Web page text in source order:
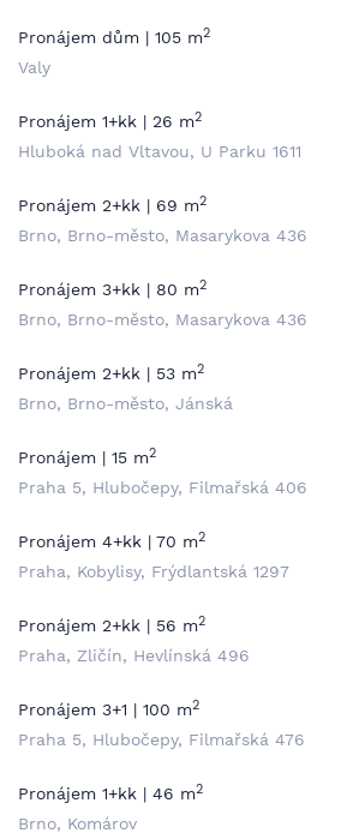
Pronájem dům | 105 m2
Valy
Pronájem 1+kk | 26 m2
Hluboká nad Vltavou, U Parku 1611
Pronájem 2+kk | 69 m2
Brno, Brno-město, Masarykova 436
Pronájem 3+kk | 80 m2
Brno, Brno-město, Masarykova 436
Pronájem 2+kk | 53 m2
Brno, Brno-město, Jánská
Pronájem | 15 m2
Praha 5, Hlubočepy, Filmařská 406
Pronájem 4+kk | 70 m2
Praha, Kobylisy, Frýdlantská 1297
Pronájem 2+kk | 56 m2
Praha, Zličín, Hevlínská 496
Pronájem 3+1 | 100 m2
Praha 5, Hlubočepy, Filmařská 476
Pronájem 1+kk | 46 m2
Brno, Komárov